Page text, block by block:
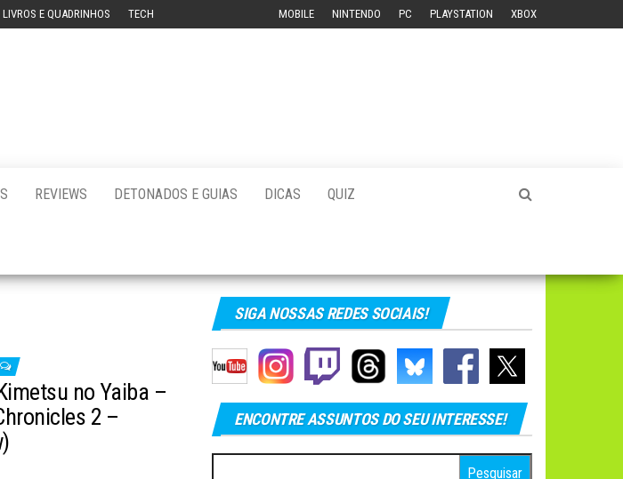
LIVROS E QUADRINHOS TECH MOBILE NINTENDO PC PLAYSTATION XBOX
REVIEWS DETONADOS E GUIAS DICAS QUIZ
no Yaiba –
2 –
SIGA NOSSAS REDES SOCIAIS!
ENCONTRE ASSUNTOS DO SEU INTERESSE!